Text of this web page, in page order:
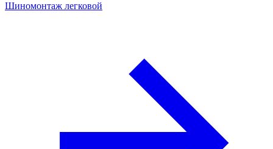
Шиномонтаж легковой